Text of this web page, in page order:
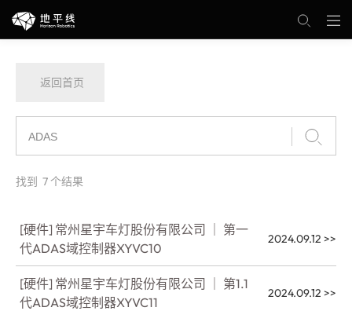
返回首页
找到 7 个结果
[硬件] 常州星宇车灯股份有限公司 ｜ 第一
代ADAS域控制器XYVC10
2024.09.12 >>
[硬件] 常州星宇车灯股份有限公司 ｜ 第1.1
代ADAS域控制器XYVC11
2024.09.12 >>